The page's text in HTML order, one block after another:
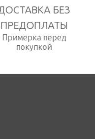
БЕЗ
ПРЕДОПЛАТЫ
Примерка перед
покупкой